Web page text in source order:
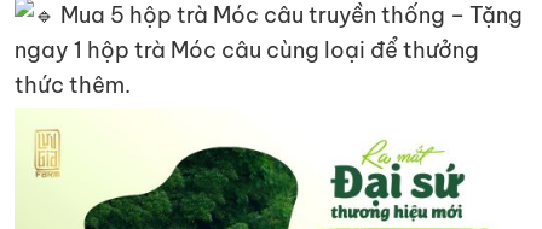
Mua 5 hộp trà Móc câu truyền thống – Tặng
ngay 1 hộp trà Móc câu cùng loại để thưởng
thức thêm.